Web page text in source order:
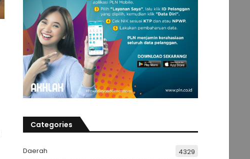
Categories
Daerah 4329